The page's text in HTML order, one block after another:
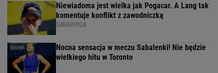
Niewiadoma jest wielka jak Pogacar. A Lang tak
komentuje konflikt z zawodniczką
SUBSKRYPCJA
Nocna sensacja w meczu Sabalenki! Nie będzie
wielkiego hitu w Toronto